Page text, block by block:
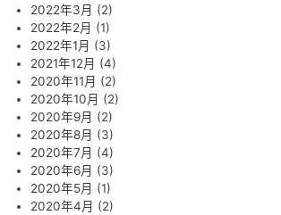
2022年3月 (2)
2022年2月 (1)
2022年1月 (3)
2021年12月 (4)
2020年11月 (2)
2020年10月 (2)
2020年9月 (2)
2020年8月 (3)
2020年7月 (4)
2020年6月 (3)
2020年5月 (1)
2020年4月 (2)